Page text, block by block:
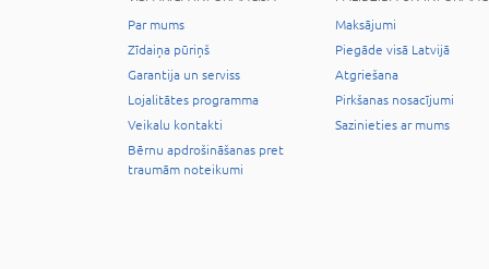
Par mums
Zīdaiņa pūriņš
Garantija un serviss
Lojalitātes programma
Veikalu kontakti
Bērnu apdrošināšanas pret
traumām noteikumi
Maksājumi
Piegāde visā Latvijā
Atgriešana
Pirkšanas nosacījumi
Sazinieties ar mums